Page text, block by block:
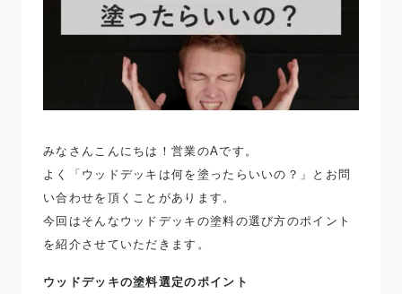
みなさんこんにちは！営業のAです。
よく「ウッドデッキは何を塗ったらいいの？」とお問
い合わせを頂くことがあります。
今回はそんなウッドデッキの塗料の選び方のポイント
を紹介させていただきます。
ウッドデッキの塗料選定のポイント